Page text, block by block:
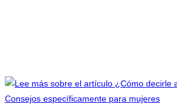
Consejos específicamente para mujeres